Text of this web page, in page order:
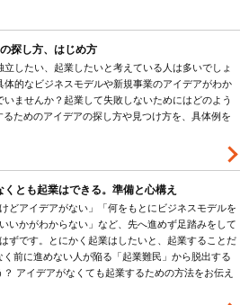
探し方、はじめ方
立したい、起業したいと考えている人は多いでしょ
体的なビジネスモデルや新規事業のアイデアがわか
いませんか？起業して失敗しないためにはどのよう
ためのアイデアの探し方や見つけ方を、具体例を
くとも起業はできる。準備と心構え
けどアイデアがない」「何をもとにビジネスモデルを
いかがわからない」など、先へ進めず足踏みをして
ずです。とにかく起業はしたいと、起業することだ
前に進めない人が陥る「起業難民」から脱出する
アイデアがなくても起業するための方法をお伝え